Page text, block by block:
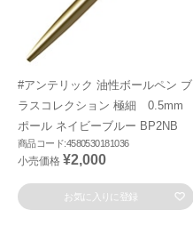
#アンテリック 油性ボールペン ブ
ラスコレクション 極細 0.5mm
ポール ネイビーブルー BP2NB
商品コード:4580530181036
小売価格 ¥2,000
お気に入りに登録